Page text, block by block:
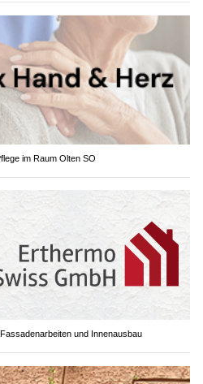
im Raum Olten SO
und Innenausbau